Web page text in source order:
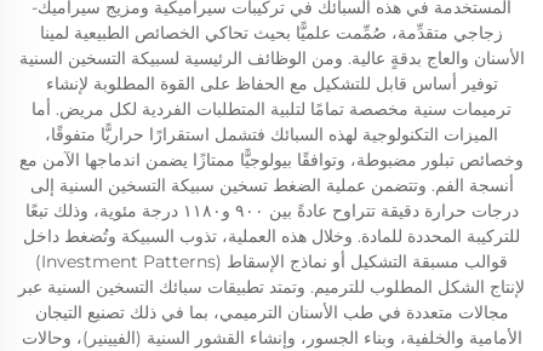
المستخدمة في هذه السبائك في تركيبات سيراميكية ومزيج سيراميك-
زجاجي متقدِّمة، صُمِّمت علميًّا بحيث تحاكي الخصائص الطبيعية لمينا
الأسنان والعاج بدقةٍ عالية. ومن الوظائف الرئيسية لسبيكة التسخين السنية
توفير أساس قابل للتشكيل مع الحفاظ على القوة المطلوبة لإنشاء
ترميمات سنية مخصصة تمامًا لتلبية المتطلبات الفردية لكل مريض. أما
الميزات التكنولوجية لهذه السبائك فتشمل استقرارًا حراريًّا متفوقًا،
وخصائص تبلور مضبوطة، وتوافقًا بيولوجيًّا ممتازًا يضمن اندماجها الآمن مع
أنسجة الفم. وتتضمن عملية الضغط تسخين سبيكة التسخين السنية إلى
درجات حرارة دقيقة تتراوح عادةً بين ٩٠٠ و١١٨٠ درجة مئوية، وذلك تبعًا
للتركيبة المحددة للمادة. وخلال هذه العملية، تذوب السبيكة وتُضغط داخل
قوالب مسبقة التشكيل أو نماذج الإسقاط (Investment Patterns)
لإنتاج الشكل المطلوب للترميم. وتمتد تطبيقات سبائك التسخين السنية عبر
مجالات متعددة في طب الأسنان الترميمي، بما في ذلك تصنيع التيجان
الأمامية والخلفية، وبناء الجسور، وإنشاء القشور السنية (الفيينير)، وحالات